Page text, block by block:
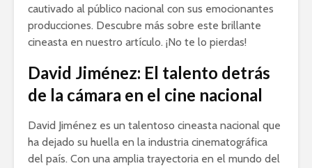
cautivado al público nacional con sus emocionantes
producciones. Descubre más sobre este brillante
cineasta en nuestro artículo. ¡No te lo pierdas!
David Jiménez: El talento detrás
de la cámara en el cine nacional
David Jiménez es un talentoso cineasta nacional que
ha dejado su huella en la industria cinematográfica
del país. Con una amplia trayectoria en el mundo del